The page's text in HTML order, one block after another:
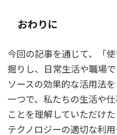
おわりに
今回の記事を通じて、「
掘りし、日常生活や職場
ソースの効果的な活用法
一つで、私たちの生活や
ことを理解していただけた
テクノロジーの適切な利